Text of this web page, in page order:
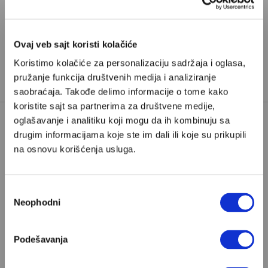
Ovaj veb sajt koristi kolačiće
Koristimo kolačiće za personalizaciju sadržaja i oglasa,
pružanje funkcija društvenih medija i analiziranje
saobraćaja. Takođe delimo informacije o tome kako
koristite sajt sa partnerima za društvene medije,
oglašavanje i analitiku koji mogu da ih kombinuju sa
drugim informacijama koje ste im dali ili koje su prikupili
na osnovu korišćenja usluga.
сагласности
Neophodni
Podešavanja
Već imate nalog?
Veljko Miladinovićje izvršni urednik Velikih priča
TAGOVI:
ALEKSANDAR DUBČEK
JAN ŠEJNA
PRAŠKO PROLEĆE